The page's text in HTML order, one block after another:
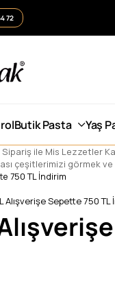
72
Butik Pasta Yaş
Sipariş ile Mis Lezzetler
çeşitlerimizi görmek
750 TL İndirim
Alışverişe Sepette 750 TL